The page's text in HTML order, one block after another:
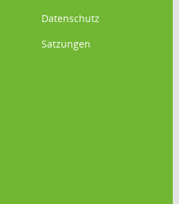
Datenschutz
Satzungen